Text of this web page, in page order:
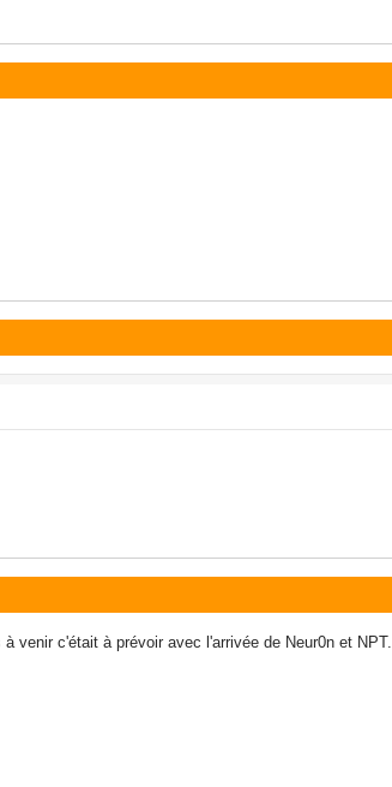
venir c'était à prévoir avec l'arrivée de Neur0n et NPT.